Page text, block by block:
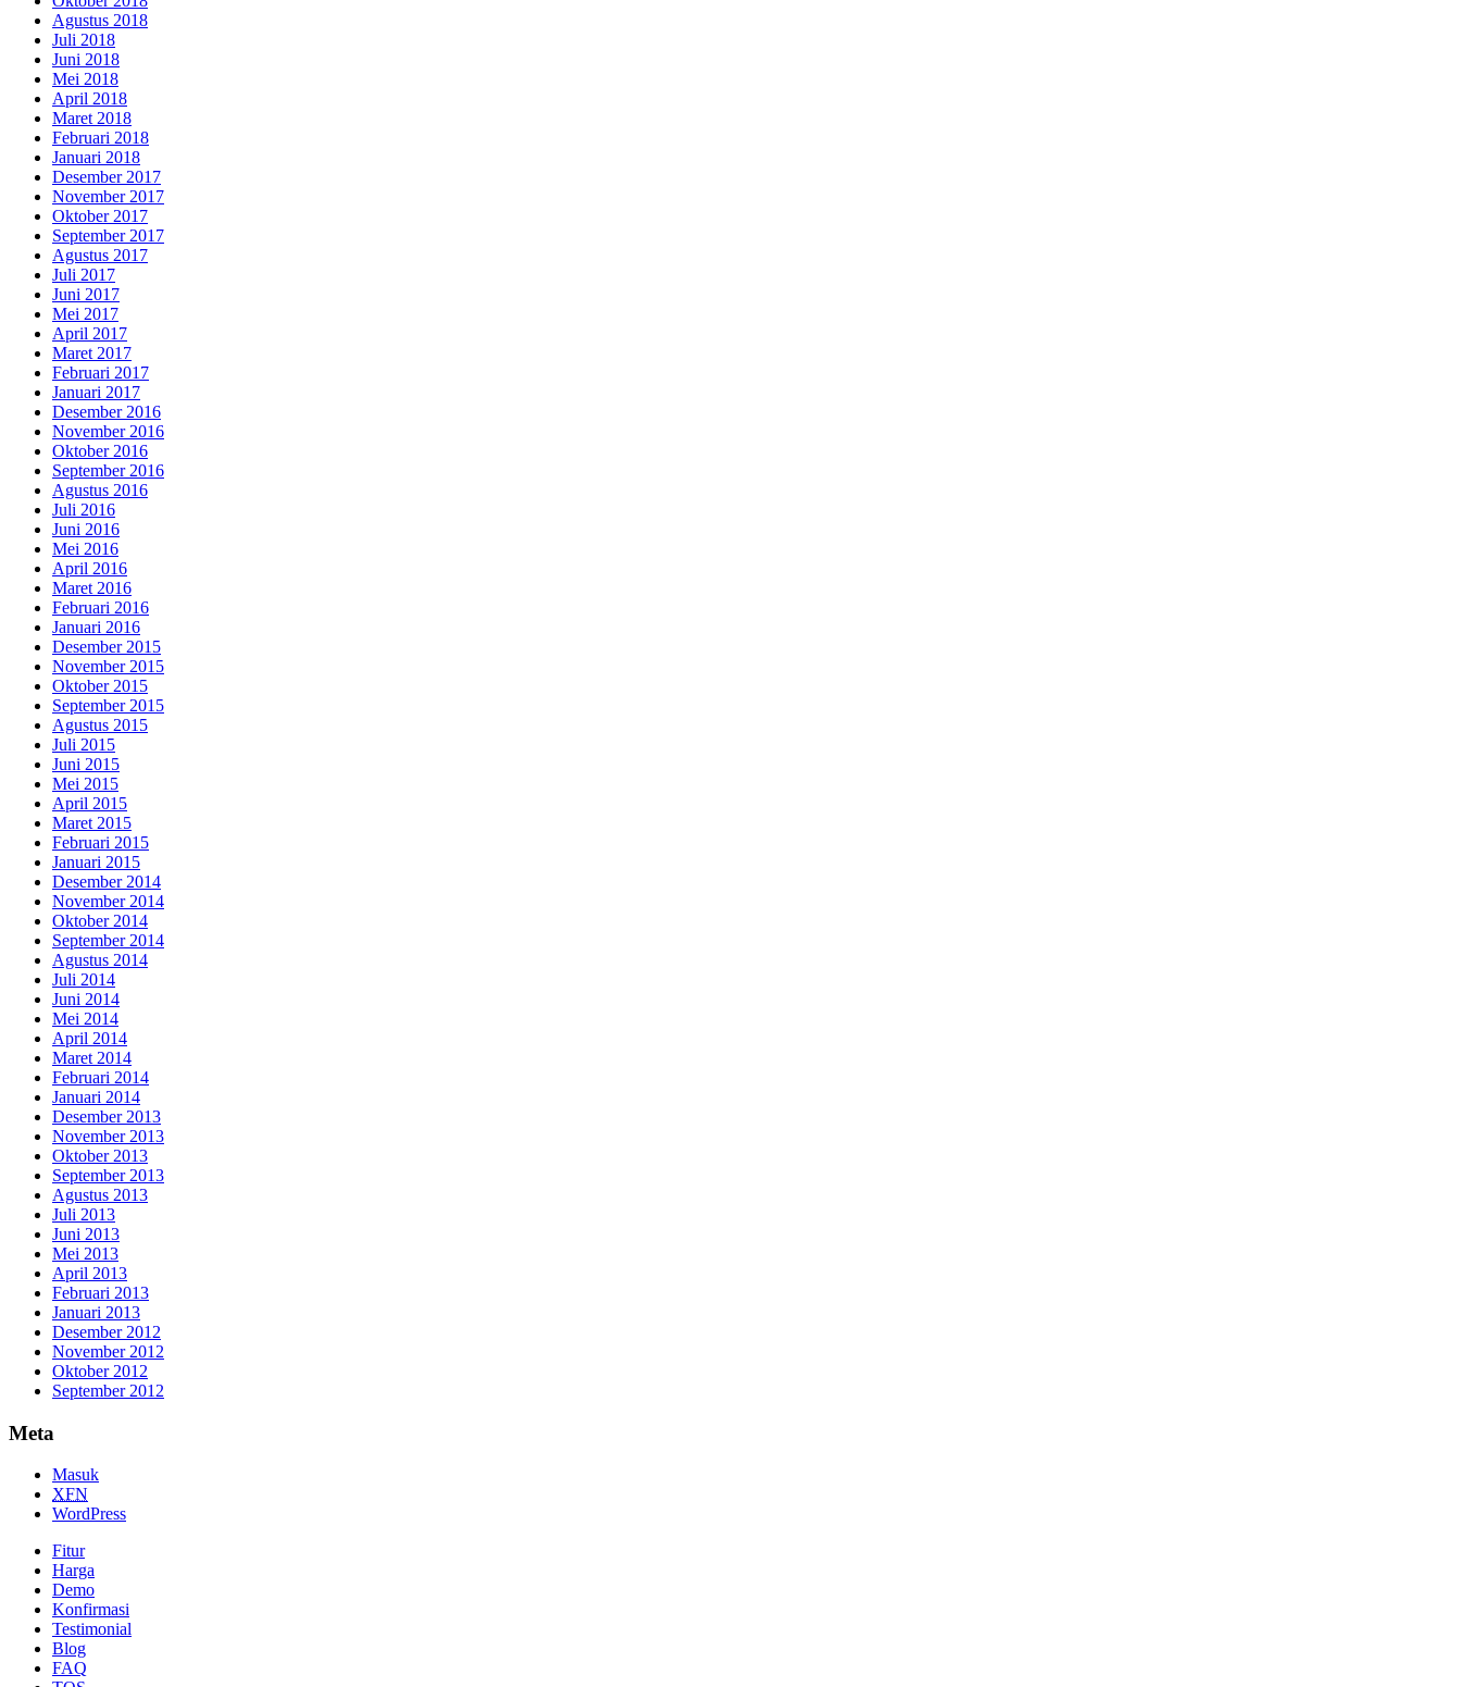
Agustus 2018
Juli 2018
Juni 2018
Mei 2018
April 2018
Maret 2018
Februari 2018
Januari 2018
Desember 2017
November 2017
Oktober 2017
September 2017
Agustus 2017
Juli 2017
Juni 2017
Mei 2017
April 2017
Maret 2017
Februari 2017
Januari 2017
Desember 2016
November 2016
Oktober 2016
September 2016
Agustus 2016
Juli 2016
Juni 2016
Mei 2016
April 2016
Maret 2016
Februari 2016
Januari 2016
Desember 2015
November 2015
Oktober 2015
September 2015
Agustus 2015
Juli 2015
Juni 2015
Mei 2015
April 2015
Maret 2015
Februari 2015
Januari 2015
Desember 2014
November 2014
Oktober 2014
September 2014
Agustus 2014
Juli 2014
Juni 2014
Mei 2014
April 2014
Maret 2014
Februari 2014
Januari 2014
Desember 2013
November 2013
Oktober 2013
September 2013
Agustus 2013
Juli 2013
Juni 2013
Mei 2013
April 2013
Februari 2013
Januari 2013
Desember 2012
November 2012
Oktober 2012
September 2012
Meta
Masuk
XFN
WordPress
Fitur
Harga
Demo
Konfirmasi
Testimonial
Blog
FAQ